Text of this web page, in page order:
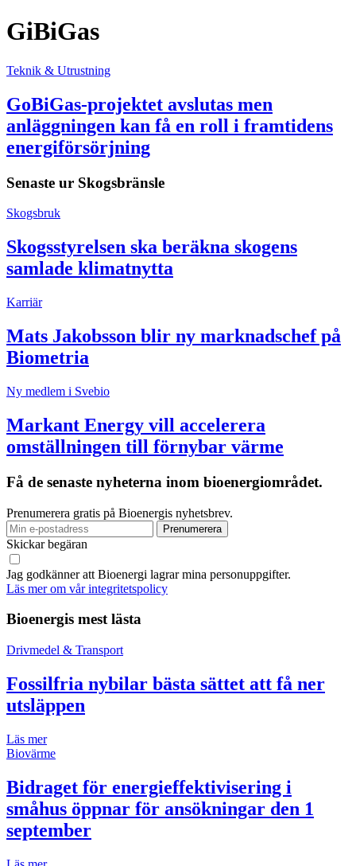
GiBiGas
Teknik & Utrustning
GoBiGas-projektet avslutas men
anläggningen kan få en roll i framtidens
energiförsörjning
Senaste ur Skogsbränsle
Skogsbruk
Skogsstyrelsen ska beräkna skogens
samlade klimatnytta
Karriär
Mats Jakobsson blir ny marknadschef på
Biometria
Ny medlem i Svebio
Markant Energy vill accelerera
omställningen till förnybar värme
Få de senaste nyheterna inom bioenergiområdet.
Prenumerera gratis på Bioenergis nyhetsbrev.
Skickar begäran
Jag godkänner att Bioenergi lagrar mina personuppgifter.
Läs mer om vår integritetspolicy
Bioenergis mest lästa
Drivmedel & Transport
Fossilfria nybilar bästa sättet att få ner
utsläppen
Läs mer
Biovärme
Bidraget för energieffektivisering i
småhus öppnar för ansökningar den 1
september